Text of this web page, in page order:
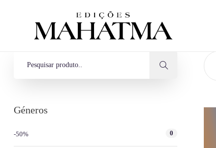
Géneros
-50% 0